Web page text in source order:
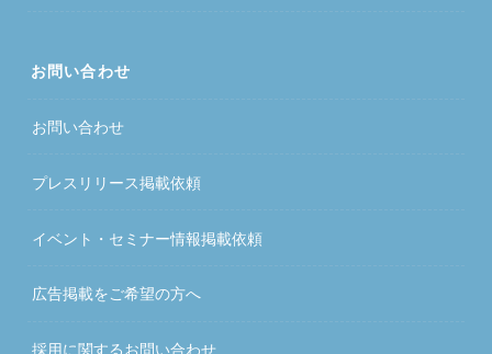
お問い合わせ
お問い合わせ
プレスリリース掲載依頼
イベント・セミナー情報掲載依頼
広告掲載をご希望の方へ
採用に関するお問い合わせ